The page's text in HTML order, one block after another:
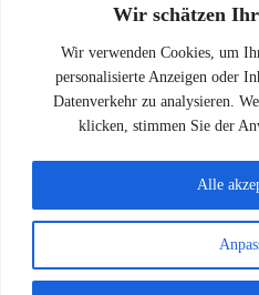
Wir schätzen
Wir verwenden Cookies, um
personalisierte Anzeigen oder
Datenverkehr zu analysieren.
klicken, stimmen Sie der
Alle
© 2026 SV 1923